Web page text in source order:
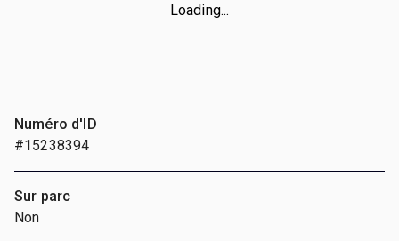
Loading...
Numéro d'ID
#15238394
Sur parc
Non